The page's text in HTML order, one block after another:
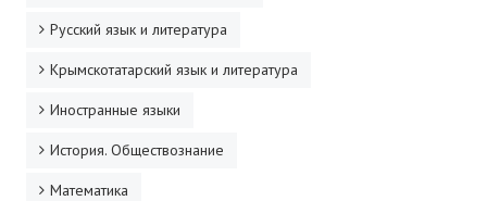
КОНТАКТЫ
Русский язык и литература
Крымскотатарский язык и литература
Иностранные языки
История. Обществознание
Математика